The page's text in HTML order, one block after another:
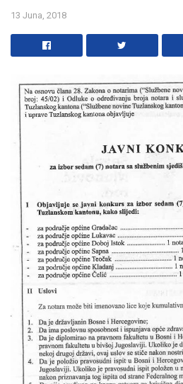
13 Juna, 2018